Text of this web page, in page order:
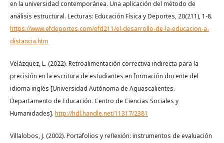
en la universidad contemporánea. Una aplicación del método de
análisis estructural. Lecturas: Educación Física y Deportes, 20(211), 1-8.
https://www.efdeportes.com/efd211/el-desarrollo-de-la-educacion-a-
distancia.htm
Velázquez, L. (2022). Retroalimentación correctiva indirecta para la
precisión en la escritura de estudiantes en formación docente del
idioma inglés [Universidad Autónoma de Aguascalientes.
Departamento de Educación. Centro de Ciencias Sociales y
Humanidades]. http://hdl.handle.net/11317/2381
Villalobos, J. (2002). Portafolios y reflexión: instrumentos de evaluación